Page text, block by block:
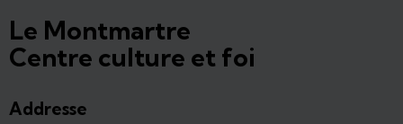
Le Montmartre
Centre culture et foi
Addresse